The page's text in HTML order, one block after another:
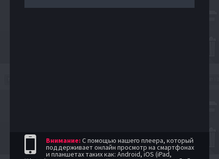
Внимание: С помощью нашего плеера, который
поддерживает онлайн просмотр на смартфонах
и планшетах таких как: Android, iOS (iPad,